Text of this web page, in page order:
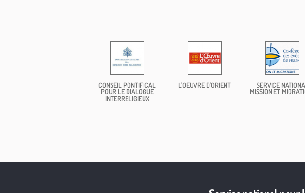
CONSEIL PONTIFICAL
POUR LE DIALOGUE
INTERRELIGIEUX
L'OEUVRE D'ORIENT
SERVICE
MISSION ET